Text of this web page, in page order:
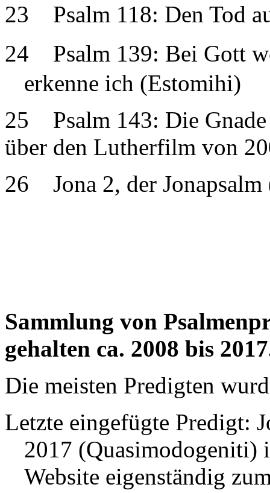
23
Psalm 118: Den Tod
24
Psalm 139: Bei Gott
erkenne ich (Estomihi)
25 Psalm 143: Die Gnade
über den Lutherfilm von
26 Jona 2, der
Sammlung von
gehalten ca. 2008 bis
Die meisten Predigten
Letzte eingefügte Predigt:
2017 (Quasimodogeniti)
Website eigenständig